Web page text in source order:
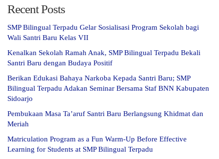
Recent Posts
SMP Bilingual Terpadu Gelar Sosialisasi Program Sekolah bagi
Wali Santri Baru Kelas VII
Kenalkan Sekolah Ramah Anak, SMP Bilingual Terpadu Bekali
Santri Baru dengan Budaya Positif
Berikan Edukasi Bahaya Narkoba Kepada Santri Baru; SMP
Bilingual Terpadu Adakan Seminar Bersama Staf BNN Kabupaten
Sidoarjo
Pembukaan Masa Ta’aruf Santri Baru Berlangsung Khidmat dan
Meriah
Matriculation Program as a Fun Warm-Up Before Effective
Learning for Students at SMP Bilingual Terpadu